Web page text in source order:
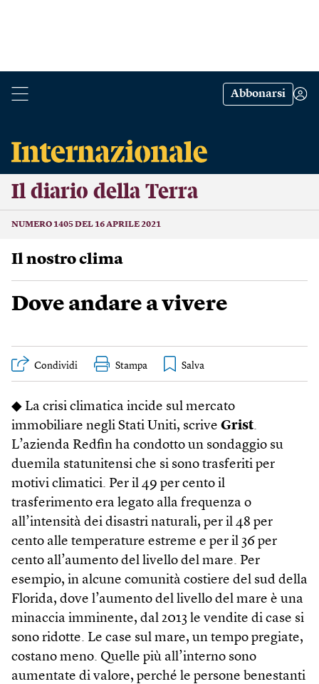
Abbonarsi
Il diario della Terra
NUMERO 1405 DEL 16 APRILE 2021
Il nostro clima
Dove andare a vivere
Condividi Stampa
◆ La crisi climatica incide sul mercato
immobiliare negli Stati Uniti, scrive Grist.
L’azienda Redfin ha condotto un sondaggio su
duemila statunitensi che si sono trasferiti per
motivi climatici. Per il 49 per cento il
trasferimento era legato alla frequenza o
all’intensità dei disastri naturali, per il 48 per
cento alle temperature estreme e per il 36 per
cento all’aumento del livello del mare. Per
esempio, in alcune comunità costiere del sud della
Florida, dove l’aumento del livello del mare è una
minaccia imminente, dal 2013 le vendite di case si
sono ridotte. Le case sul mare, un tempo pregiate,
costano meno. Quelle più all’interno sono
aumentate di valore, perché le persone benestanti